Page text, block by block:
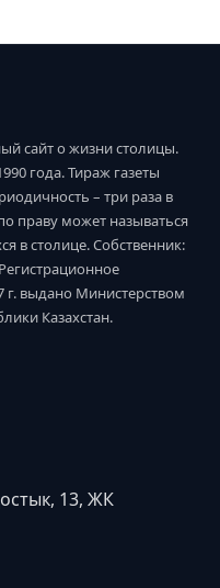
сайт о жизни столицы.
года. Тираж газеты
– три раза в
праву может называться
в столице. Собственник:
г. выдано Министерством
Казахстан.
13, ЖК